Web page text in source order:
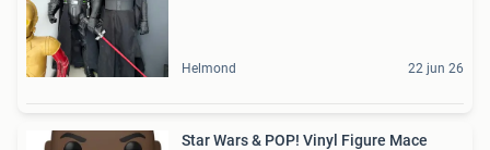
Helmond 22 jun 26
Star Wars & POP! Vinyl Figure Mace